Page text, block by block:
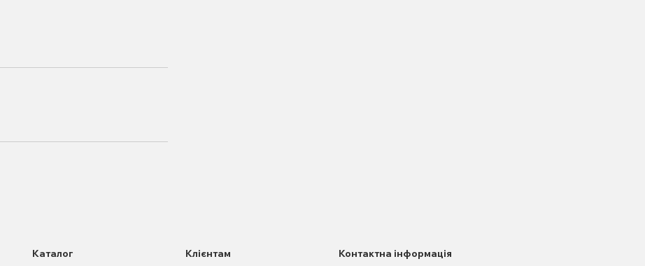
Каталог Клієнтам Контактна інформація